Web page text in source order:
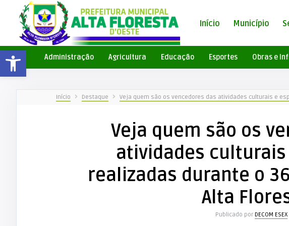
Barra de Ferramentas Aberta
Início Município
Administração Agricultura Educação Esportes Obras e
Início Destaque Veja quem são os vencedores das atividades culturais e
Veja quem são os
atividades
realizadas durante o
Alta
Publicado por DECOM ESEX